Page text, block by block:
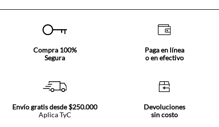
Compra 100%
Segura
Paga en línea
o en efectivo
Envío gratis desde $250.000
Aplica TyC
Devoluciones
sin costo